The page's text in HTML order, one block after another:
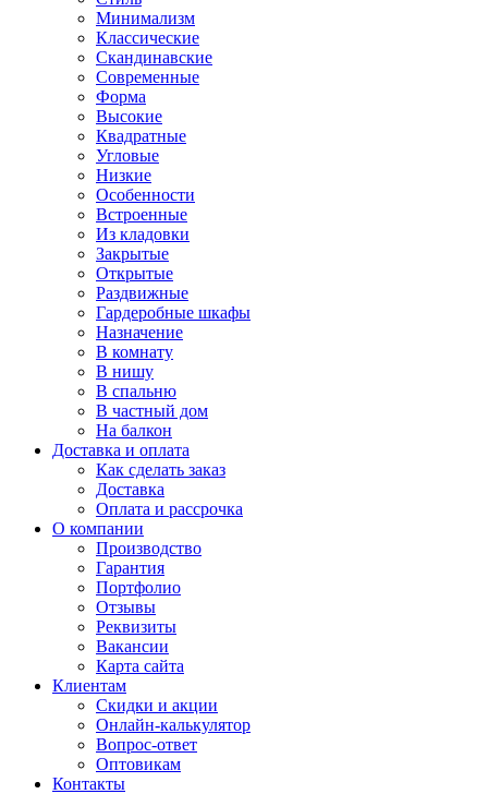
Минимализм
Классические
Скандинавские
Современные
Форма
Высокие
Квадратные
Угловые
Низкие
Особенности
Встроенные
Из кладовки
Закрытые
Открытые
Раздвижные
Гардеробные шкафы
Назначение
В комнату
В нишу
В спальню
В частный дом
На балкон
Доставка и оплата
Как сделать заказ
Доставка
Оплата и рассрочка
О компании
Производство
Гарантия
Портфолио
Отзывы
Реквизиты
Вакансии
Карта сайта
Клиентам
Скидки и акции
Онлайн-калькулятор
Вопрос-ответ
Оптовикам
Контакты